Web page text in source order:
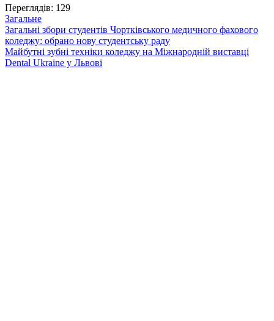
Переглядів: 129
Загальне
Навігація
записів
Загальні збори студентів Чортківського медичного фахового
коледжу: обрано нову студентську раду
Майбутні зубні техніки коледжу на Міжнародній виставці
Dental Ukraine у Львові